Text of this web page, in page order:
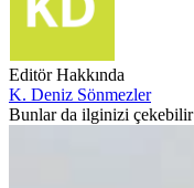
Editör Hakkında
K. Deniz Sönmezler
Bunlar da ilginizi çekebilir